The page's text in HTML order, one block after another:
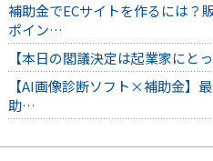
補助金でECサイトを作るには？
ポイン…
【本日の閣議決定は起業家にと
【AI画像診断ソフト×補助金】
助…